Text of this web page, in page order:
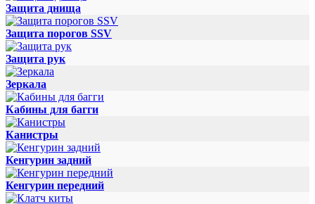
Защита днища
Защита порогов SSV
Защита рук
Зеркала
Кабины для багги
Канистры
Кенгурин задний
Кенгурин передний